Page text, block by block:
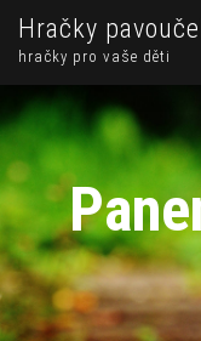
Hračky
hračky pro vaše děti